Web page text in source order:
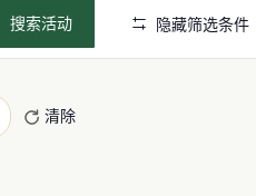
搜索活动 隐藏筛选条件
清除